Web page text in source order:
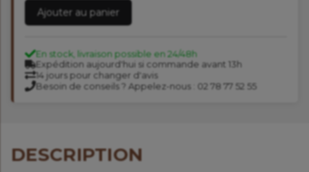
Ajouter au panier
En stock, livraison possible en 24/48h
Expédition aujourd'hui si commande avant 13h
14 jours pour changer d'avis
Besoin de conseils ? Appelez-nous : 02 78 77 52 55
DESCRIPTION